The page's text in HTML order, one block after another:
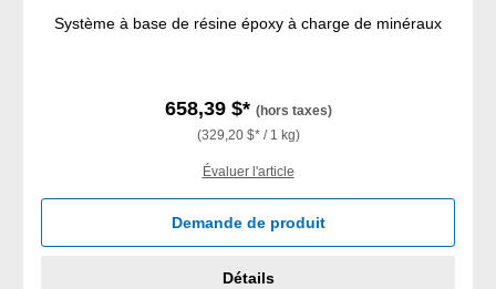
Système à base de résine époxy à charge de minéraux
658,39 $* (hors taxes)
(329,20 $* / 1 kg)
Évaluer l'article
Demande de produit
Détails